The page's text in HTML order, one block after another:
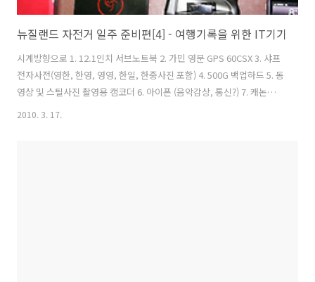
뉴질랜드 자전거 일주 준비편[4] - 여행기록을 위한 IT기기
시계방향으로 1. 12.1인치 서브노트북 2. 가민 영문 GPS 60CSX 3. 샤프
전자사전(영한, 한영, 영영, 한일, 한중사진 포함) 4. 500G 백업하드 5. 동
영상 및 스틸사진 촬영용 캠코더 6. 아이폰 (음악감상, 통신?) 7. 캐논
EOS 400D 카메라(사진 미첨부) 자전거 여행의 모든 기록들을 책임질 IT
2010. 3. 17.